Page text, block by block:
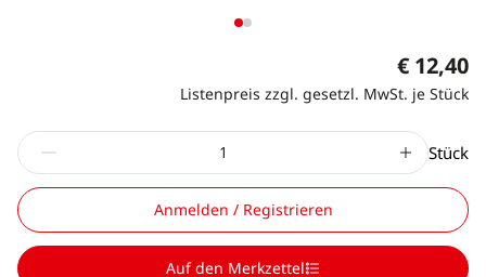
€ 12,40
Listenpreis zzgl. gesetzl. MwSt. je Stück
Stück
Anmelden / Registrieren
Auf den Merkzettel